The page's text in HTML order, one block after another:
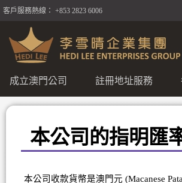
客戶服務熱線： +853 2823 6006
成立澳門公司 註冊地址服務
本公司的指明匯
本公司收款貨幣是澳門元 (Macanese